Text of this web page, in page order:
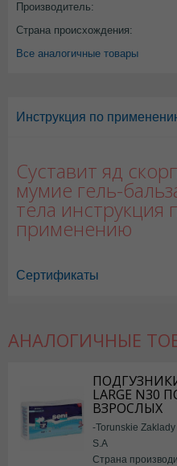
Производитель:
Страна происхождения:
Все аналогичные товары
Инструкция по
Суставит яд
мумие гель-
тела инструкция
применению
Сертификаты
АНАЛОГИЧНЫЕ
ПОДГУЗНИКИ
LARGE N30
ВЗРОСЛЫХ
-Torunskie
S.A
Страна